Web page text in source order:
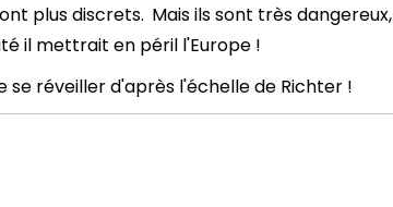
plus discrets. Mais ils sont très dangereux,
il mettrait en péril l'Europe !
se réveiller d'après l'échelle de Richter !